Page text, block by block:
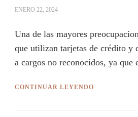
ENERO 22, 2024
Una de las mayores
que utilizan tarjetas de crédito y
a cargos no reconocidos, ya
CONTINUAR LEYENDO